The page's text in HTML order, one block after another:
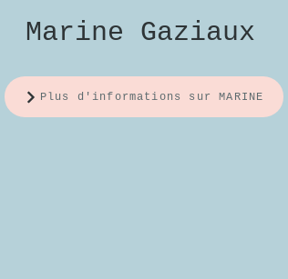
Marine Gaziaux
Plus d'informations sur MARINE